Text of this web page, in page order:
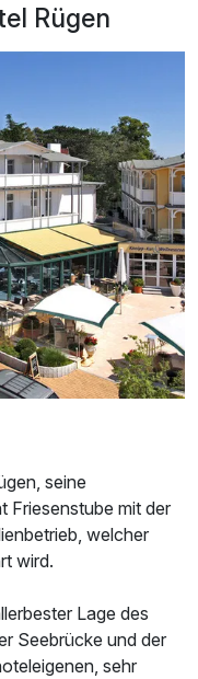
Rügen
seine
Friesenstube mit der
welcher
wird.
Lage des
Seebrücke und der
sehr